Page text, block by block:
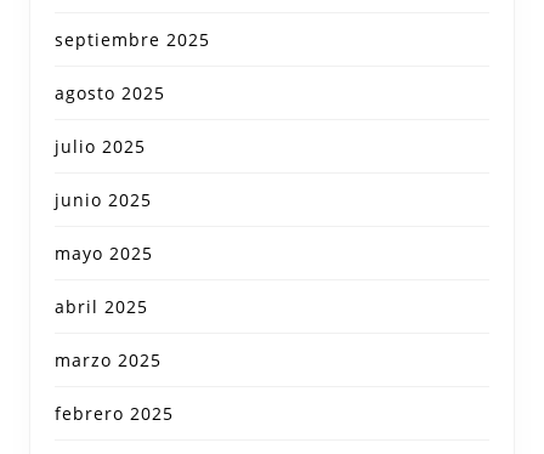
septiembre 2025
agosto 2025
julio 2025
junio 2025
mayo 2025
abril 2025
marzo 2025
febrero 2025